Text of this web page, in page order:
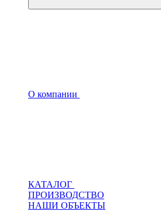
О компании
КАТАЛОГ
ПРОИЗВОДСТВО
НАШИ ОБЪЕКТЫ